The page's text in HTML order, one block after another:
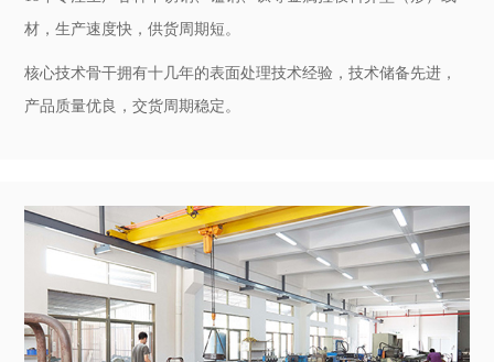
经验丰富
18年专注生产各种不锈钢、锰钢、钛等金属拉枝料异型（形）线
材，生产速度快，供货周期短。
核心技术骨干拥有十几年的表面处理技术经验，技术储备先进，
产品质量优良，交货周期稳定。